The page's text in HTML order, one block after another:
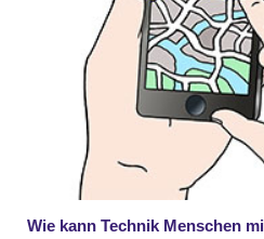
Wie kann Technik Menschen